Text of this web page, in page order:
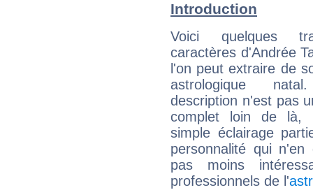
Introduction
Voici quelques
caractères d'Andrée
l'on peut extraire de
astrologique
description n'est pas
complet loin de là,
simple éclairage
personnalité qui n'en
pas moins
professionnels de l'